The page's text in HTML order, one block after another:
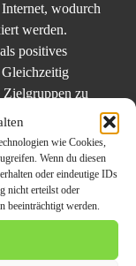
wie Cookies,
Wenn du diesen
oder eindeutige IDs
nicht erteilst oder
beeinträchtigt werden.
wodurch
werden.
positives
Gleichzeitig
Zielgruppen zu
von mehr
Online-
und